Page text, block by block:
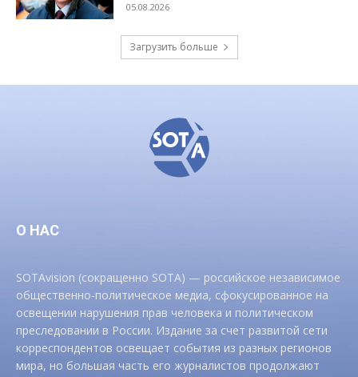
05.08.2026
Загрузить больше
О НАС
SOTAvision (сокращенно SOTA) — российское независимое
общественно-политическое медиа, сфокусированное на
освещении нарушения прав человека и политическом
преследовании в России. Издание за счет развитой сети
корреспондентов освещает события из разных регионов
мира, но большая часть его журналистов продолжают